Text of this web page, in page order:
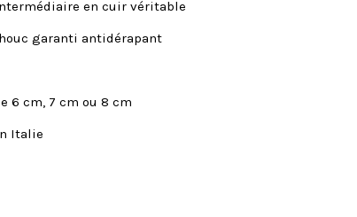
en cuir véritable
garanti antidérapant
6 cm, 7 cm ou 8 cm
Italie